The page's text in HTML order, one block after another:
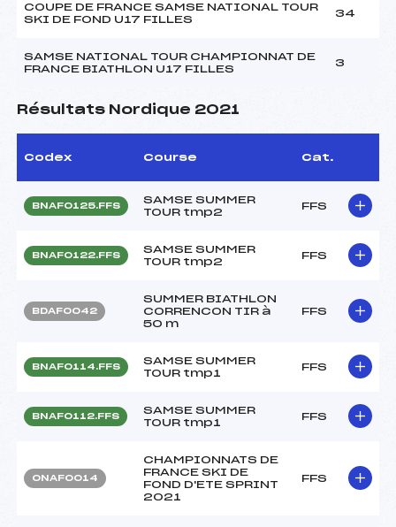
COUPE DE FRANCE SAMSE NATIONAL TOUR
SKI DE FOND U17 FILLES
34
SAMSE NATIONAL TOUR CHAMPIONNAT DE
FRANCE BIATHLON U17 FILLES
3
Résultats Nordique 2021
Codex Course Cat.
BNAF0125.FFS
SAMSE SUMMER
TOUR tmp2
FFS
BNAF0122.FFS
SAMSE SUMMER
TOUR tmp2
FFS
BDAF0042
SUMMER BIATHLON
CORRENCON TIR à
50 m
FFS
BNAF0114.FFS
SAMSE SUMMER
TOUR tmp1
FFS
BNAF0112.FFS
SAMSE SUMMER
TOUR tmp1
FFS
ONAF0014
CHAMPIONNATS DE
FRANCE SKI DE
FOND D'ETE SPRINT
2021
FFS